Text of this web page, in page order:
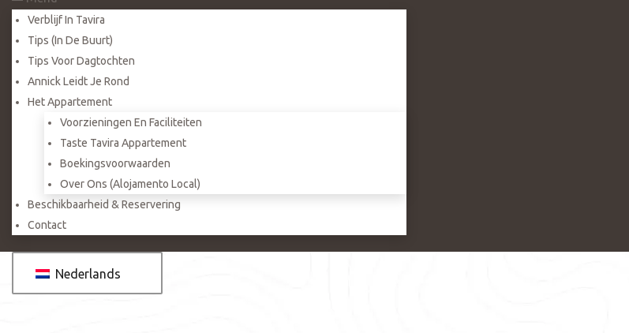
Verblijf In Tavira
Tips (in De Buurt)
Tips Voor Dagtochten
Annick Leidt Je Rond
Het Appartement
Voorzieningen En Faciliteiten
Taste Tavira Appartement
Boekingsvoorwaarden
Over Ons (Alojamento Local)
Beschikbaarheid & Reservering
Contact
Nederlands